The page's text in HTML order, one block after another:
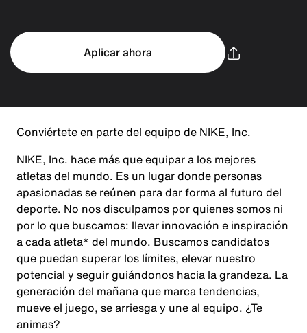
Aplicar ahora
Conviértete en parte del equipo de NIKE, Inc.
NIKE, Inc. hace más que equipar a los mejores
atletas del mundo. Es un lugar donde personas
apasionadas se reúnen para dar forma al futuro del
deporte. No nos disculpamos por quienes somos ni
por lo que buscamos: llevar innovación e inspiración
a cada atleta* del mundo. Buscamos candidatos
que puedan superar los límites, elevar nuestro
potencial y seguir guiándonos hacia la grandeza. La
generación del mañana que marca tendencias,
mueve el juego, se arriesga y une al equipo. ¿Te
animas?